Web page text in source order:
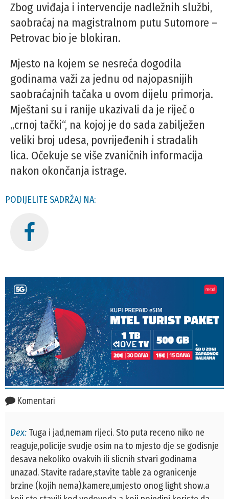
Zbog uviđaja i intervencije nadležnih službi,
saobraćaj na magistralnom putu Sutomore –
Petrovac bio je blokiran.
Mjesto na kojem se nesreća dogodila
godinama važi za jednu od najopasnijih
saobraćajnih tačaka u ovom dijelu primorja.
Mještani su i ranije ukazivali da je riječ o
„crnoj tački“, na kojoj je do sada zabilježen
veliki broj udesa, povrijeđenih i stradalih
lica. Očekuje se više zvaničnih informacija
nakon okončanja istrage.
PODIJELITE SADRŽAJ NA:
Komentari
Dex: Tuga i jad,nemam rijeci. Sto puta receno niko ne
reaguje,policije svudje osim na to mjesto dje se godisnje
desava nekoliko ovakvih ili slicnih stvari godinama
unazad. Stavite radare,stavite table za ogranicenje
brzine (kojih nema),kamere,umjesto onog light show.a